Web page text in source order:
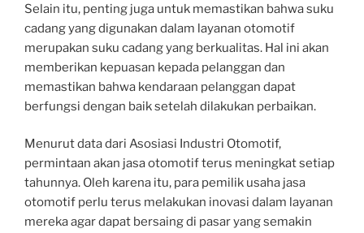
Selain itu, penting juga untuk memastikan bahwa suku
cadang yang digunakan dalam layanan otomotif
merupakan suku cadang yang berkualitas. Hal ini akan
memberikan kepuasan kepada pelanggan dan
memastikan bahwa kendaraan pelanggan dapat
berfungsi dengan baik setelah dilakukan perbaikan.
Menurut data dari Asosiasi Industri Otomotif,
permintaan akan jasa otomotif terus meningkat setiap
tahunnya. Oleh karena itu, para pemilik usaha jasa
otomotif perlu terus melakukan inovasi dalam layanan
mereka agar dapat bersaing di pasar yang semakin